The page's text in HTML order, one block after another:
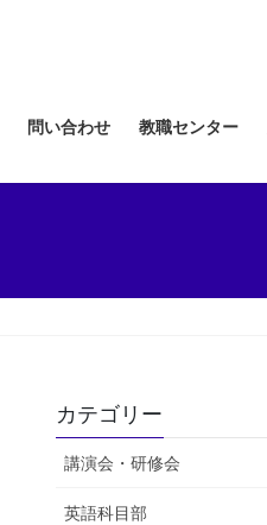
問い合わせ 教職センター
カテゴリー
講演会・研修会
英語科目部